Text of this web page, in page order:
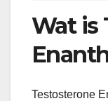
Wat is
Testosterone